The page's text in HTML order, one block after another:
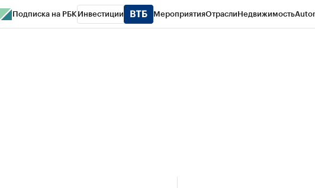
Подписка на РБК Инвестиции МероприятияОтраслиНедвижимость